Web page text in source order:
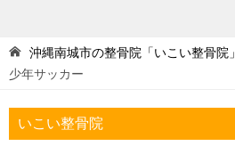
沖縄南城市の整骨院「いこい整骨院」
少年サッカー
いこい整骨院